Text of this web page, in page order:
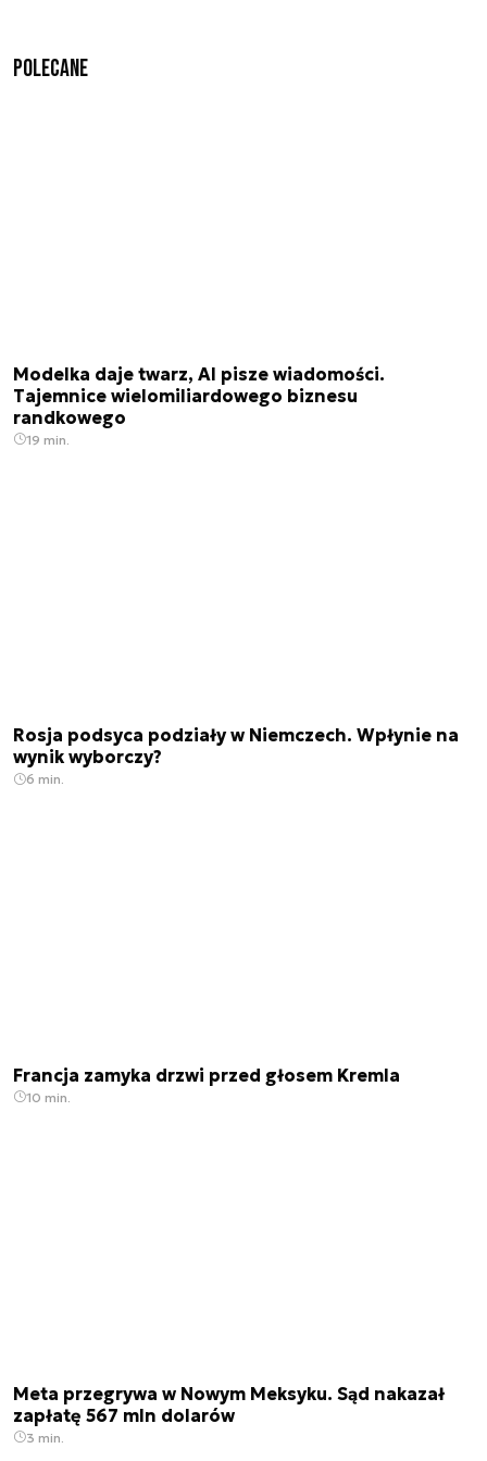
Polecane
Modelka daje twarz, AI pisze wiadomości.
Tajemnice wielomiliardowego biznesu
randkowego
19 min.
Rosja podsyca podziały w Niemczech. Wpłynie na
wynik wyborczy?
6 min.
Francja zamyka drzwi przed głosem Kremla
10 min.
Meta przegrywa w Nowym Meksyku. Sąd nakazał
zapłatę 567 mln dolarów
3 min.